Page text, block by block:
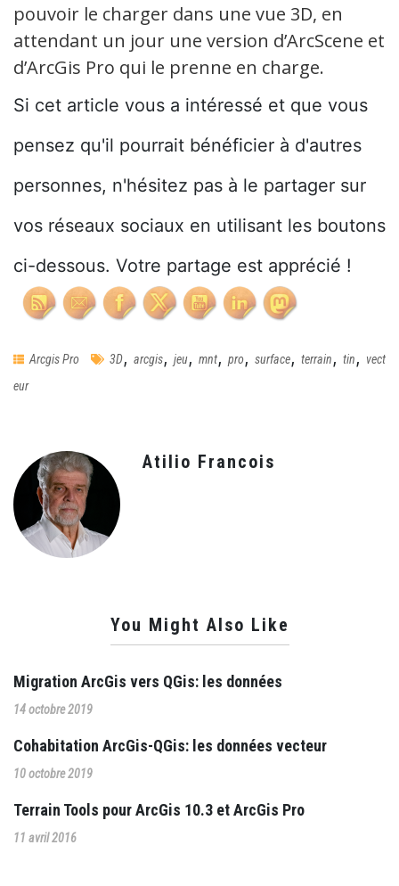
pouvoir le charger dans une vue 3D, en
attendant un jour une version d’ArcScene et
d’ArcGis Pro qui le prenne en charge.
Si cet article vous a intéressé et que vous
pensez qu'il pourrait bénéficier à d'autres
personnes, n'hésitez pas à le partager sur
vos réseaux sociaux en utilisant les boutons
ci-dessous. Votre partage est apprécié !
Arcgis Pro 3D, arcgis, jeu, mnt, pro, surface, terrain, tin, vect
eur
Atilio Francois
You Might Also Like
Migration ArcGis vers QGis: les données
14 octobre 2019
Cohabitation ArcGis-QGis: les données vecteur
10 octobre 2019
Terrain Tools pour ArcGis 10.3 et ArcGis Pro
11 avril 2016